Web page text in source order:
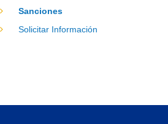
Sanciones
Solicitar Información